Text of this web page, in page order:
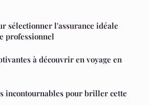
sélectionner l'assurance idéale
professionnel
à découvrir en voyage en
incontournables pour briller cette